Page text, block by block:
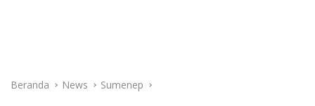
Beranda News Sumenep